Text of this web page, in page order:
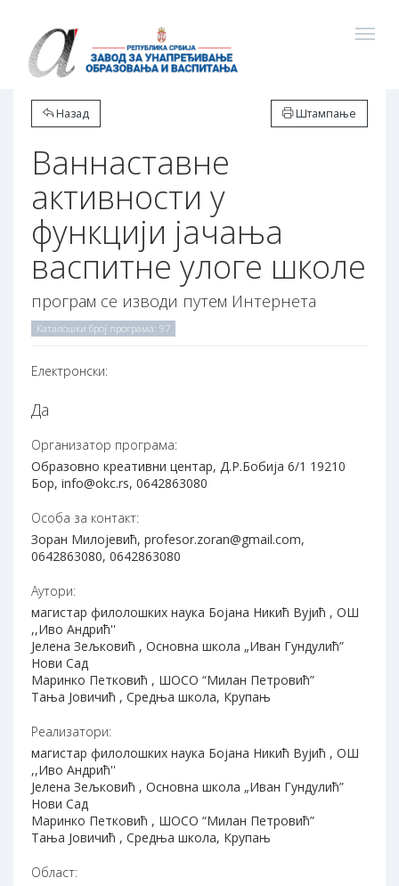
Назад Штампање
Ваннаставне
активности у
функцији јачања
васпитне улоге школе
програм се изводи путем Интернета
Каталошки број програма: 97
Електронски:
Да
Организатор програма:
Образовно креативни центар, Д.Р.Бобија 6/1 19210
Бор, info@okc.rs, 0642863080
Особа за контакт:
Зоран Милојевић, profesor.zoran@gmail.com,
0642863080, 0642863080
Аутори:
магистар филолошких наука Бојана Никић Вујић , ОШ
,,Иво Андрић''
Јелена Зељковић , Основна школа „Иван Гундулић”
Нови Сад
Маринко Петковић , ШОСО “Милан Петровић”
Тања Јовичић , Средња школа, Крупањ
Реализатори:
магистар филолошких наука Бојана Никић Вујић , ОШ
,,Иво Андрић''
Јелена Зељковић , Основна школа „Иван Гундулић”
Нови Сад
Маринко Петковић , ШОСО “Милан Петровић”
Тања Јовичић , Средња школа, Крупањ
Област: